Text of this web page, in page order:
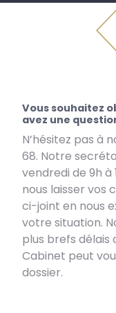
Vous souhaitez
avez une
N’hésitez pas à
68. Notre
vendredi de 9h à
nous laisser vos
ci-joint en nous
votre situation.
plus brefs délais
Cabinet peut
dossier.